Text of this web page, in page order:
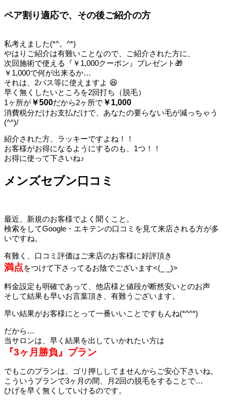
ペア割り適応で、その後ご紹介の方
私考えました(*^。^*)
やはりご紹介は有難いことなので、ご紹介された方に、
次回施術で使える『￥1,000クーポン』プレゼント🎁
￥1,000で何が出来るか…
それは、2パス等に使えますよ 😆
早く無くしたいところを2回打ち（脱毛）
1ヶ所が￥500だから2ヶ所で￥1,000
消費税分だけお支払だけで、あなたの要らない毛が減っちゃう
(^^)/
紹介された方、ラッキーですよね！！
お客様がお得になるようにするのも、1つ！！
お得に使って下さいね♪
メンズセブン口コミ
最近、新規のお客様でよく聞くこと。
検索をしてGoogle・エキテンの口コミを見て来店される方が多
いですね。
有難く、口コミ評価はご来店のお客様に好評頂き
満点をつけて下さってるお陰でございます<(_ _)>
料金設定も明確であって、他店様と値段が断然安いとのお声
そして結果も早いお言葉頂き、有難うございます。
早い結果がお客様にとって一番いいことですもんね(*^^*)
だから…
当サロンは、早く結果を出していかれたい方は
『3ヶ月勝負』プラン
でもこのプランは、ゴリ押ししてませんからご安心下さいね。
こういうプランで3ヶ月の間、月2回の脱毛をすることで…
ひげを早く無くしていけるのです。